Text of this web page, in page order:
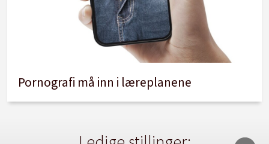
Pornografi må inn i læreplanene